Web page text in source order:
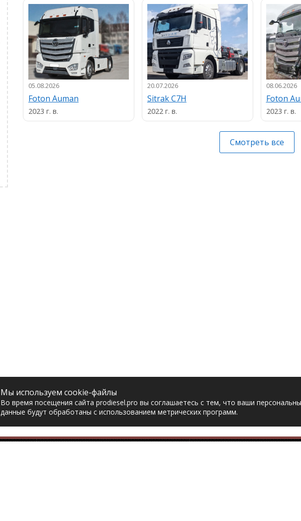
05.08.2026
Foton Auman
2023 г. в.
20.07.2026
Sitrak C7H
2022 г. в.
08.06.2026
Foton
2023 г. в.
Смотреть все
Мы используем cookie-файлы
Во время посещения сайта prodiesel.pro вы соглашаетесь с тем, что ваши
данные будут обработаны с использованием метрических программ.